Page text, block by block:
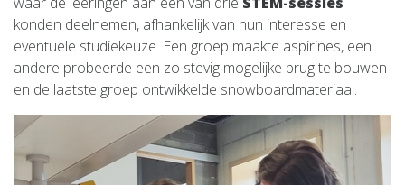
konden deelnemen, afhankelijk van hun interesse en
eventuele studiekeuze. Een groep maakte aspirines, een
andere probeerde een zo stevig mogelijke brug te bouwen
en de laatste groep ontwikkelde snowboardmateriaal.